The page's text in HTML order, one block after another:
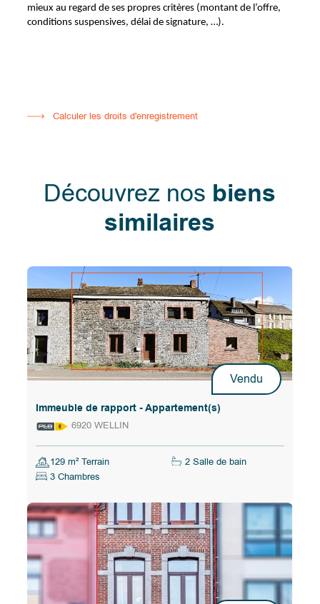
mieux au regard de ses propres critères (montant de l’offre,
conditions suspensives, délai de signature, …).
Calculer les droits d'enregistrement
Découvrez nos biens
similaires
Vendu
Immeuble de rapport - Appartement(s)
6920 WELLIN
129 m² Terrain
2 Salle de bain
3 Chambres